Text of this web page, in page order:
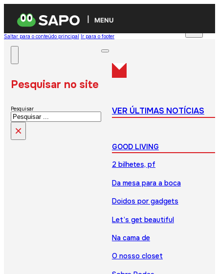
MENU
Saltar para o conteúdo principal Ir para o footer
Pesquisar no site
Pesquisar
×
VER ÚLTIMAS NOTÍCIAS
GOOD LIVING
2 bilhetes, pf
Da mesa para a boca
Doidos por gadgets
Let’s get beautiful
Na cama de
O nosso closet